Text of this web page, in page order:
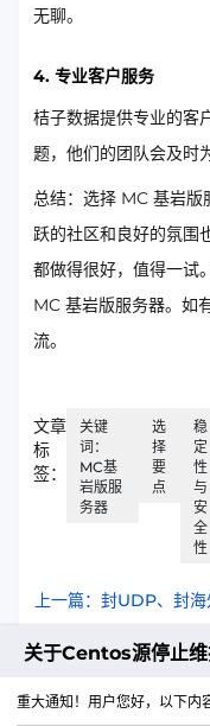
无聊。
4. 专业客户服务
桔子数据提供专业的客
题，他们的团队会及时
总结：选择 MC 基岩版
跃的社区和良好的氛围
都做得很好，值得一试
MC 基岩版服务器。如
流。
文章
标
签：
关键
词：
MC基
岩版服
务器
选
择
要
点
稳
定
性
与
安
全
性
上一篇：封UDP、封
下一篇：微信小程序遭
关于Centos源停止
重大通知！用户您好，以下内